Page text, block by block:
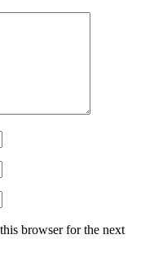
browser for the next